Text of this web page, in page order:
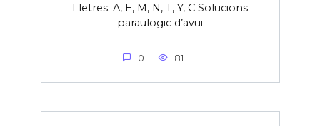
Lletres: A, E, M, N, T, Y, C Solucions
paraulogic d’avui
0 81